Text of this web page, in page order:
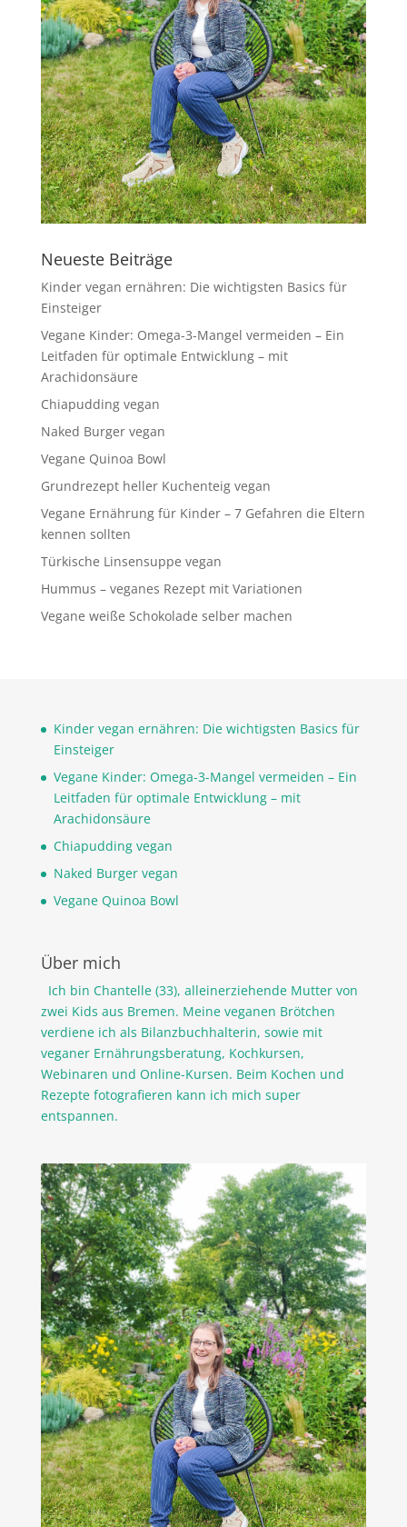
Neueste Beiträge
Kinder vegan ernähren: Die wichtigsten Basics für
Einsteiger
Vegane Kinder: Omega-3-Mangel vermeiden – Ein
Leitfaden für optimale Entwicklung – mit
Arachidonsäure
Chiapudding vegan
Naked Burger vegan
Vegane Quinoa Bowl
Grundrezept heller Kuchenteig vegan
Vegane Ernährung für Kinder – 7 Gefahren die Eltern
kennen sollten
Türkische Linsensuppe vegan
Hummus – veganes Rezept mit Variationen
Vegane weiße Schokolade selber machen
Kinder vegan ernähren: Die wichtigsten Basics für
Einsteiger
Vegane Kinder: Omega-3-Mangel vermeiden – Ein
Leitfaden für optimale Entwicklung – mit
Arachidonsäure
Chiapudding vegan
Naked Burger vegan
Vegane Quinoa Bowl
Über mich
Ich bin Chantelle (33), alleinerziehende Mutter von
zwei Kids aus Bremen. Meine veganen Brötchen
verdiene ich als Bilanzbuchhalterin, sowie mit
veganer Ernährungsberatung, Kochkursen,
Webinaren und Online-Kursen. Beim Kochen und
Rezepte fotografieren kann ich mich super
entspannen.